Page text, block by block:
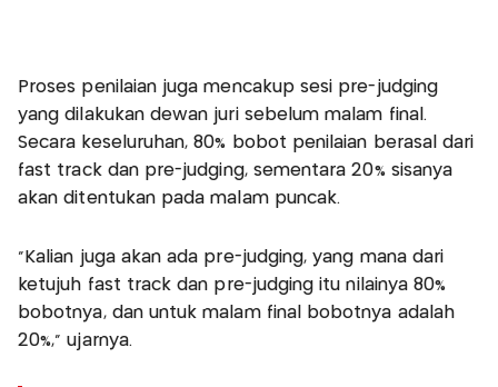
Proses penilaian juga mencakup sesi pre-judging
yang dilakukan dewan juri sebelum malam final.
Secara keseluruhan, 80% bobot penilaian berasal dari
fast track dan pre-judging, sementara 20% sisanya
akan ditentukan pada malam puncak.
“Kalian juga akan ada pre-judging, yang mana dari
ketujuh fast track dan pre-judging itu nilainya 80%
bobotnya, dan untuk malam final bobotnya adalah
20%,” ujarnya.